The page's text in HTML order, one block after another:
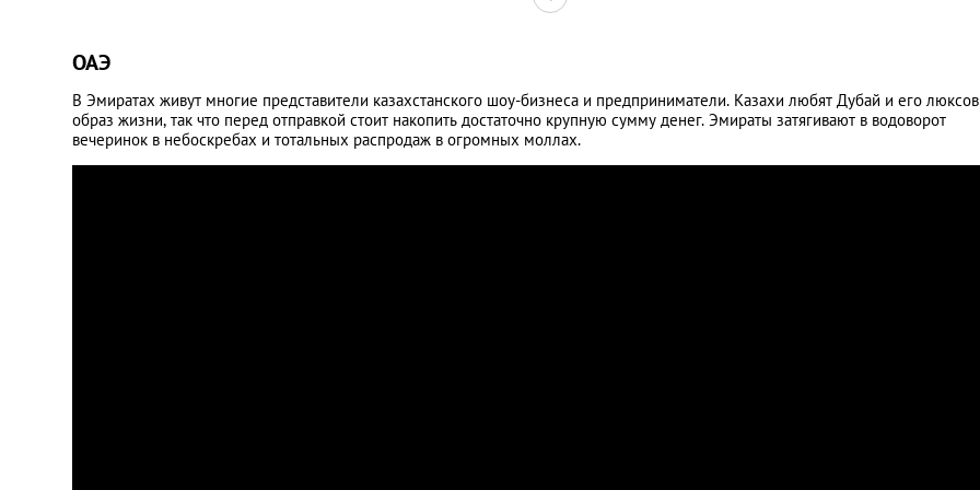
ОАЭ
В Эмиратах живут многие представители казахстанского шоу-бизнеса и предприниматели. Казахи любят Дубай и его
образ жизни, так что перед отправкой стоит накопить достаточно крупную сумму денег. Эмираты затягивают в водоворот
вечеринок в небоскребах и тотальных распродаж в огромных моллах.